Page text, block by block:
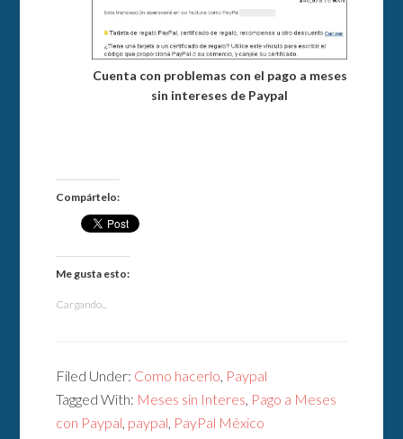
Cuenta con problemas con el pago a meses
sin intereses de Paypal
Compártelo:
Me gusta esto:
Cargando...
Filed Under: Como hacerlo, Paypal
Tagged With: Meses sin Interes, Pago a Meses
con Paypal, paypal, PayPal México